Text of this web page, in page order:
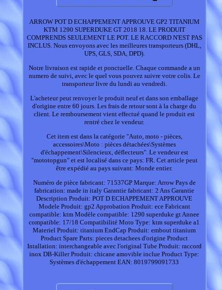
ARROW POT D ECHAPPEMENT APPROUVE GP2 TITANIUM
KTM 1290 SUPERDUKE GT 2018 18. LE PRODUIT
COMPRENDS SEULEMENT LE POT. LE RACCORD N'EST PAS
INCLUS. Nous envoyons avec les meilleures transporteurs (DHL,
UPS, GLS, SDA, DPD).
Notre livraison est rapide et ponctuelle. Chaque commande a un
numero de suivi, avec le quel vous pouvez suivre votre colis. Le
transporteur livre du lundi au vendredi.
L'acheteur peut renvoyer le produit neuf et dans son emballage
d'origine entre 60 jours. Les frais de retour sont à la charge du
client. Le remboursement vient effectué quand le produit est
rentré chez le vendeur.
Cet item est dans la catégorie "Auto, moto - pièces,
accessoires\Moto : pièces détachées\Systèmes
d'échappement\Silencieux, déflecteurs". Le vendeur est
"mototopgun" et est localisé dans ce pays: FR. Cet article peut
être expédié au pays suivant: Monde entier.
Numéro de pièce fabricant: 71537GP Marque: Arrow Pays de
fabrication: made in italy Garantie fabricant: 2 Ans Garantie
Description Produit: POT D ECHAPPEMENT APPROUVE
Modele Produit: gp2 Approbation Produit: ece Fabricant
compatible: ktm Modèle compatible: 1290 superduke gtAnnee
compatible: 17/18 Compatibilité Moto Type: ktm superduke a1
Materiel Produit: titanium EndCap Produit: embout titanium
Product Spare Parts: pieces detachees d'origine Product
Intallation: interchangeable avec l'original Tube Produit: raccord
inox DB-Killer Produit: chicane amovible inclue Product Type:
Systèmes d'échappement EAN: 8019799091733